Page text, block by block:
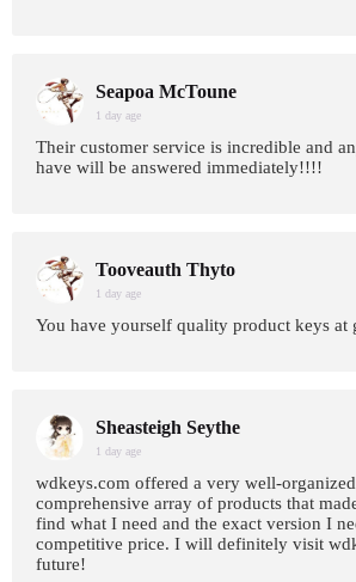
Seapoa McToune
1 day age
Their customer service is incredible and
have will be answered immediately!!!!
Tooveauth Thyto
1 day age
You have yourself quality product keys at
Sheasteigh Seythe
1 day age
wdkeys.com offered a very well-
comprehensive array of products that
find what I need and the exact version I
competitive price. I will definitely visit
future!